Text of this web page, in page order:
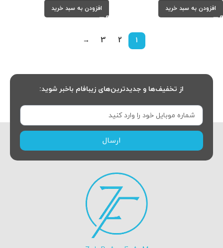
افزودن به سبد خرید افزودن به سبد خرید
1
2
3
→
از تخفیف‌ها و جدیدترین‌های زیبافام باخبر شوید:
ارسال